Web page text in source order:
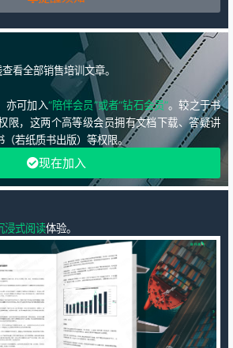
看全部销售培训文章。
亦可加入“陪伴会员”或者“钻石会员”。较之于书
限，这两个高等级会员拥有文档下载、答疑讲
（若纸质书出版）等权限。
现在加入
浸式阅读体验。